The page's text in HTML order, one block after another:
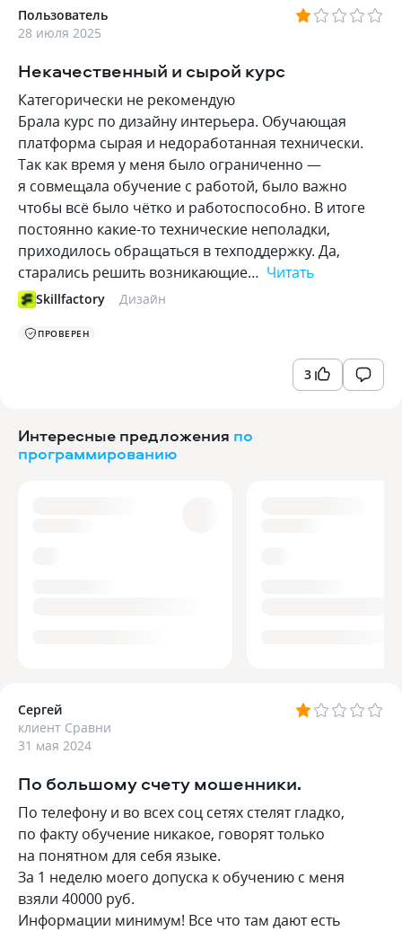
Пользователь
28 июля 2025
Некачественный и сырой курс
Категорически не рекомендую
Брала курс по дизайну интерьера. Обучающая
платформа сырая и недоработанная технически.
Так как время у меня было ограниченно —
я совмещала обучение с работой, было важно
чтобы всё было чётко и работоспособно. В итоге
постоянно какие-то технические неполадки,
приходилось обращаться в техподдержку. Да,
старались решить возникающие… Читать
Skillfactory Дизайн
ПРОВЕРЕН
3
Интересные предложения по
программированию
Сергей
клиент Сравни
31 мая 2024
По большому счету мошенники.
По телефону и во всех соц сетях стелят гладко,
по факту обучение никакое, говорят только
на понятном для себя языке.
За 1 неделю моего допуска к обучению с меня
взяли 40000 руб.
Информации минимум! Все что там дают есть